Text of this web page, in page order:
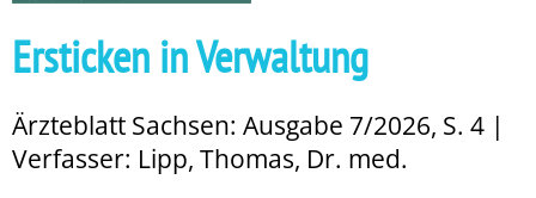
Ersticken in Verwaltung
Ärzteblatt Sachsen: Ausgabe 7/2026, S. 4 |
Verfasser: Lipp, Thomas, Dr. med.